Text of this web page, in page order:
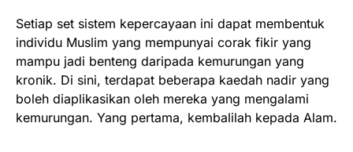
Setiap set sistem kepercayaan ini dapat membentuk
individu Muslim yang mempunyai corak fikir yang
mampu jadi benteng daripada kemurungan yang
kronik. Di sini, terdapat beberapa kaedah nadir yang
boleh diaplikasikan oleh mereka yang mengalami
kemurungan. Yang pertama, kembalilah kepada Alam.